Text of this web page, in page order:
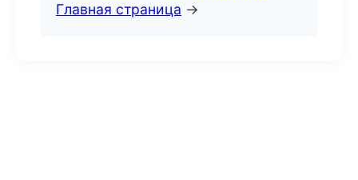
Главная страница →